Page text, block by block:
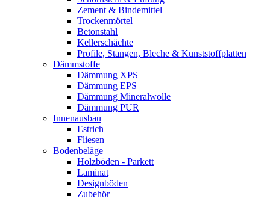
Zement & Bindemittel
Trockenmörtel
Betonstahl
Kellerschächte
Profile, Stangen, Bleche & Kunststoffplatten
Dämmstoffe
Dämmung XPS
Dämmung EPS
Dämmung Mineralwolle
Dämmung PUR
Innenausbau
Estrich
Fliesen
Bodenbeläge
Holzböden - Parkett
Laminat
Designböden
Zubehör